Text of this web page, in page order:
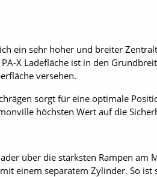
ein sehr hoher und breiter
X Ladefläche ist in den
versehen.
sorgt für eine optimale
höchsten Wert auf die
über die stärksten Rampen am
einem separatem Zylinder. So